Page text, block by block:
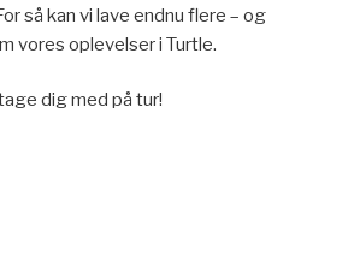
så kan vi lave endnu flere – og
vores oplevelser i Turtle.
dig med på tur!